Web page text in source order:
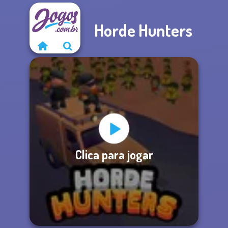
Horde Hunters
Clica para jogar